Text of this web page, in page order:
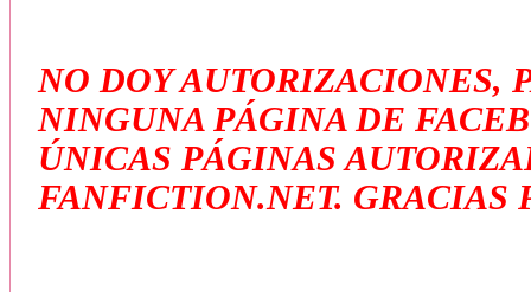
NO DOY AUTORIZACIONES,
NINGUNA PÁGINA DE
ÚNICAS PÁGINAS
FANFICTION.NET. GRACIAS